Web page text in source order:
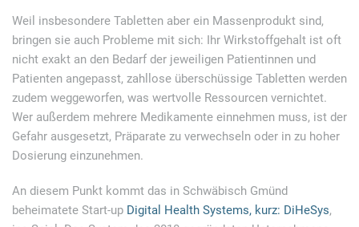
Weil insbesondere Tabletten aber ein Massenprodukt sind,
bringen sie auch Probleme mit sich: Ihr Wirkstoffgehalt ist oft
nicht exakt an den Bedarf der jeweiligen Patientinnen und
Patienten angepasst, zahllose überschüssige Tabletten werden
zudem weggeworfen, was wertvolle Ressourcen vernichtet.
Wer außerdem mehrere Medikamente einnehmen muss, ist der
Gefahr ausgesetzt, Präparate zu verwechseln oder in zu hoher
Dosierung einzunehmen.
An diesem Punkt kommt das in Schwäbisch Gmünd
beheimatete Start-up Digital Health Systems, kurz: DiHeSys,